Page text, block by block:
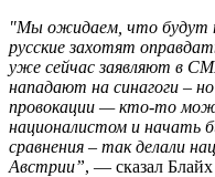
"Мы ожидаем, что будут
русские захотят
уже сейчас заявляют в
нападают на синагоги –
провокации — кто-то
националистом и начать
сравнения – так делали
Австрии”, — сказал